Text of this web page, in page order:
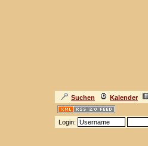
Suchen Kalender
Login: